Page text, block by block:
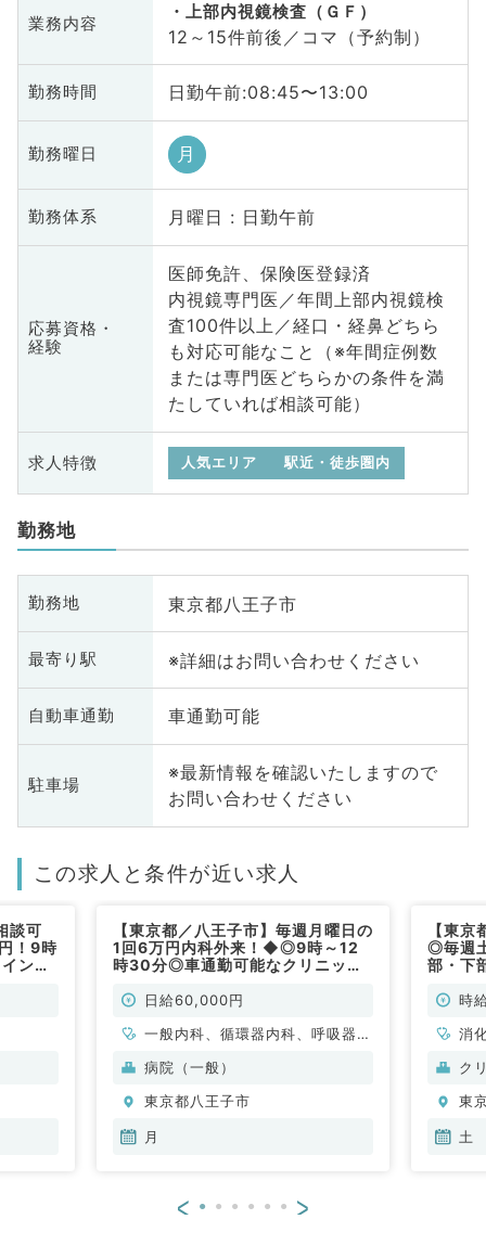
業務内容
上部内視鏡検査（ＧＦ）
12～15件前後／コマ（予約制）
勤務時間 日勤午前:08:45〜13:00
勤務曜日 月
勤務体系 月曜日 : 日勤午前
応募資格・
経験
医師免許、保険医登録済
内視鏡専門医／年間上部内視鏡検
査100件以上／経口・経鼻どちら
も対応可能なこと（※年間症例数
または専門医どちらかの条件を満
たしていれば相談可能）
求人特徴 人気エリア 駅近・徒歩圏内
勤務地
勤務地 東京都八王子市
最寄り駅 ※詳細はお問い合わせください
自動車通勤 車通勤可能
駐車場
※最新情報を確認いたしますので
お問い合わせください
この求人と条件が近い求人
談可
！9時
ンの
【東京都／八王子市】毎週月曜日の
1回6万円内科外来！◆◎9時～12
時30分◎車通勤可能なクリニック
日給60,000円
一般内科、循環器内科、呼吸器内
科、消化器内科、腎臓内科、老年
病院（一般）
東京都八王子市
月
【東
◎毎週
部・下
時
消
ク
東
土
< >